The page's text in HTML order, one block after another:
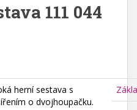
111 044
herní sestava s
o dvojhoupačku.